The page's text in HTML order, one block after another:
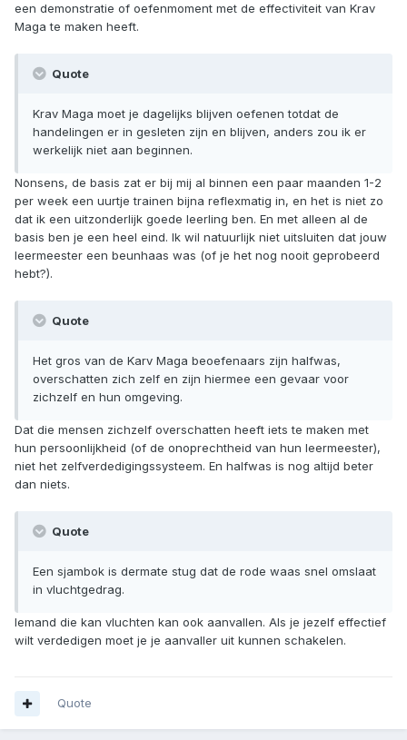
een demonstratie of oefenmoment met de effectiviteit van Krav
Maga te maken heeft.
Quote
Krav Maga moet je dagelijks blijven oefenen totdat de
handelingen er in gesleten zijn en blijven, anders zou ik er
werkelijk niet aan beginnen.
Nonsens, de basis zat er bij mij al binnen een paar maanden 1-2
per week een uurtje trainen bijna reflexmatig in, en het is niet zo
dat ik een uitzonderlijk goede leerling ben. En met alleen al de
basis ben je een heel eind. Ik wil natuurlijk niet uitsluiten dat jouw
leermeester een beunhaas was (of je het nog nooit geprobeerd
hebt?).
Quote
Het gros van de Karv Maga beoefenaars zijn halfwas,
overschatten zich zelf en zijn hiermee een gevaar voor
zichzelf en hun omgeving.
Dat die mensen zichzelf overschatten heeft iets te maken met
hun persoonlijkheid (of de onoprechtheid van hun leermeester),
niet het zelfverdedigingssysteem. En halfwas is nog altijd beter
dan niets.
Quote
Een sjambok is dermate stug dat de rode waas snel omslaat
in vluchtgedrag.
Iemand die kan vluchten kan ook aanvallen. Als je jezelf effectief
wilt verdedigen moet je je aanvaller uit kunnen schakelen.
Quote